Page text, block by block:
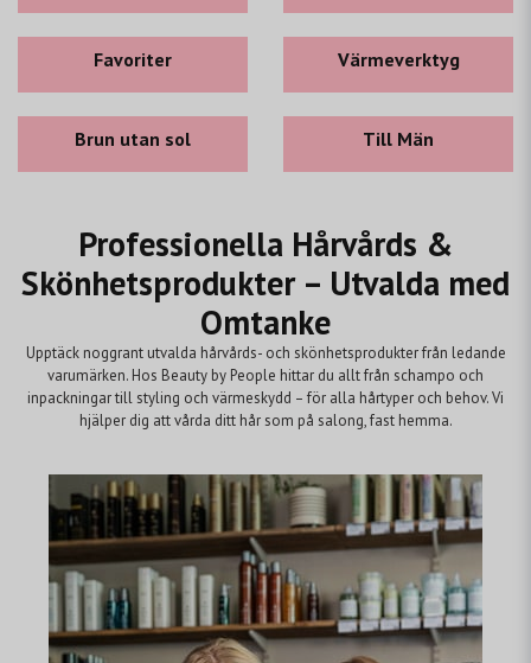
Favoriter Värmeverktyg
Brun utan sol Till Män
Professionella Hårvårds &
Skönhetsprodukter – Utvalda med
Omtanke
Upptäck noggrant utvalda hårvårds- och skönhetsprodukter från ledande
varumärken. Hos Beauty by People hittar du allt från schampo och
inpackningar till styling och värmeskydd – för alla hårtyper och behov. Vi
hjälper dig att vårda ditt hår som på salong, fast hemma.